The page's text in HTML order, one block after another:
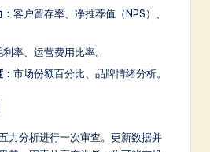
客户留存率、净推荐值（NPS）、
利率、运营费用比率。
市场份额百分比、品牌情绪分析。
力分析进行一次审查。更新数据并